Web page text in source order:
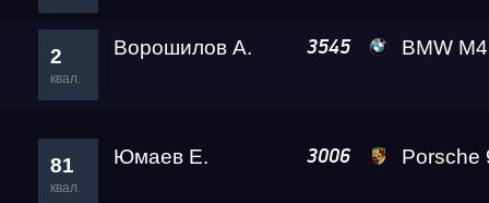
2
квал.
Ворошилов А. 3545 BMW M4
81
квал.
Юмаев Е. 3006 Porsche 911